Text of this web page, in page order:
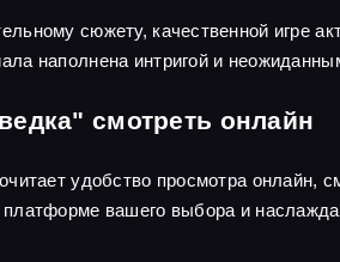
сюжету, качественной игре
наполнена интригой и
смотреть онлайн
удобство просмотра онлайн,
вашего выбора и